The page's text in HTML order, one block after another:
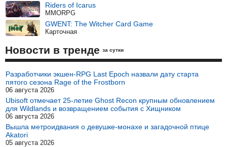
Riders of Icarus
MMORPG
GWENT: The Witcher Card Game
Карточная
Новости в тренде за сутки
Разработчики экшен-RPG Last Epoch назвали дату старта
пятого сезона Rage of the Frostborn
06 августа 2026
Ubisoft отмечает 25-летие Ghost Recon крупным обновлением
для Wildlands и возвращением события с Хищником
06 августа 2026
Вышла метроидвания о девушке-монахе и загадочной птице
Akatori
05 августа 2026